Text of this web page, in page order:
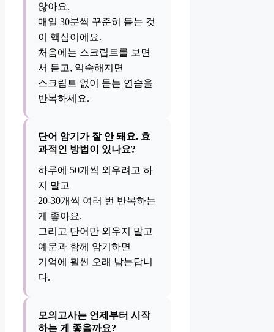
않아요.
매일 30분씩 꾸준히 듣는 것
이 핵심이에요.
처음에는 스크립트를 보면
서 듣고, 익숙해지면
스크립트 없이 듣는 연습을
반복하세요.
단어 암기가 잘 안 돼요. 효
과적인 방법이 있나요?
하루에 50개씩 외우려고 하
지 말고
20-30개씩 여러 번 반복하는
게 좋아요.
그리고 단어만 외우지 말고
예문과 함께 암기하면
기억에 훨씬 오래 남는답니
다.
모의고사는 언제부터 시작
하는 게 좋을까요?